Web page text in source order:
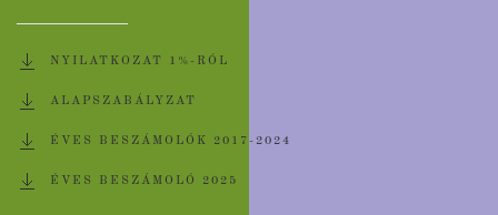
NYILATKOZAT 1%-RÓL
ALAPSZABÁLYZAT
ÉVES BESZÁMOLÓK 2017-2024
ÉVES BESZÁMOLÓ 2025